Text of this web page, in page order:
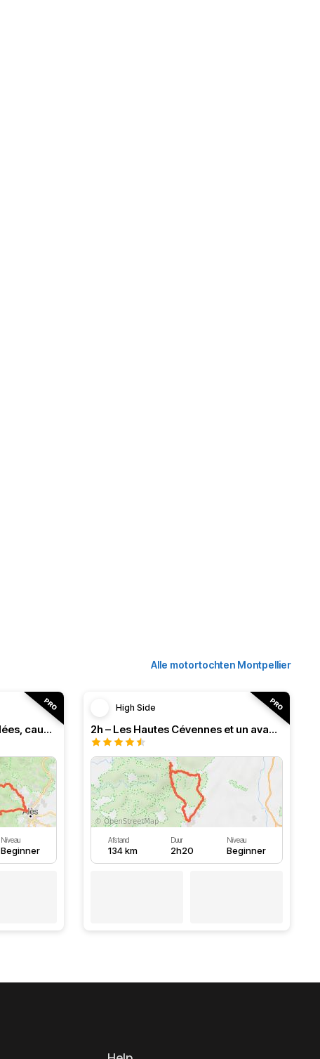
Alle motortochten Montpellier
3h – Virée intense entre vallées, causses et monts (HSRF24)
Niveau
Beginner
High Side
2h – Les Hautes Cévennes et un avant-goût d'Ardèche (HSRF24)
Afstand
134 km
Duur
2h20
Niveau
Beginner